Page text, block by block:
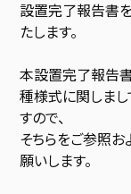
設置完了報告書
たします。
本設置完了報告
種様式に関しま
すので、
そちらをご参照
願いします。